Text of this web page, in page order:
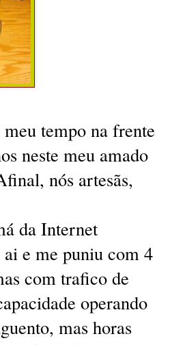
tempo na frente
neste meu amado
nós artesãs,
da Internet
e me puniu com 4
com trafico de
operando
mas horas